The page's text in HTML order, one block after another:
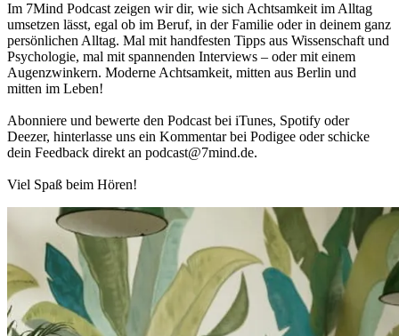
Im 7Mind Pod­cast zeigen wir dir, wie sich Acht­sam­keit im Alltag
umset­zen lässt, egal ob im Beruf, in der Fami­lie oder in deinem ganz
per­sön­li­chen Alltag. Mal mit hand­fes­ten Tipps aus Wis­sen­schaft und
Psy­cho­lo­gie, mal mit spannenden Interviews – oder mit einem
Augen­zwin­kern. Moderne Acht­sam­keit, mitten aus Berlin und
mitten im Leben!
Abon­niere und bewerte den Pod­cast bei iTunes, Spo­tify oder
Deezer, hin­ter­lasse uns ein Kom­men­tar bei Podigee oder schi­cke
dein Feed­back direkt an podcast@​7​mind.​de.
Viel Spaß beim Hören!